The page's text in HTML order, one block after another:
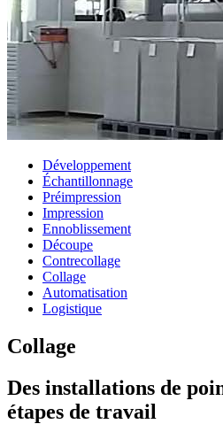
Développement
Échantillonnage
Préimpression
Impression
Ennoblissement
Découpe
Contrecollage
Collage
Automatisation
Logistique
Collage
Des installations de
étapes de travail